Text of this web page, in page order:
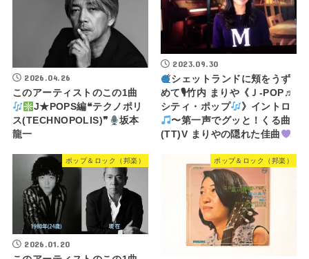
2026.04.26
このアーティストのこの1曲
J★POPS編❝テクノポリ
ス(TECHNOPOLIS)❞
坂本
龍一
2023.09.30
シェットランドに頬をうず
めて🎙竹内 まりや《Ｊ-POP♬
シティ・ポップ
》イントロ
〜第一声でグッと！くる曲
(TT)V まりやの隠れた佳曲
ポップ＆ロック（邦楽）
2026.01.20
ポップ＆ロック（邦楽）